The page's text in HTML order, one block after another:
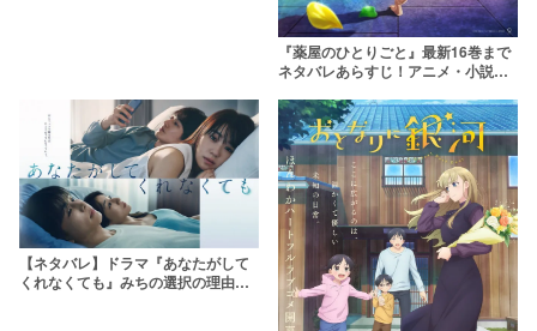
『薬屋のひとりごと』最新16巻まで
ネタバレあらすじ！アニメ・小説も
【ネタバレ】ドラマ『あなたがして
くれなくても』みちの選択の理由